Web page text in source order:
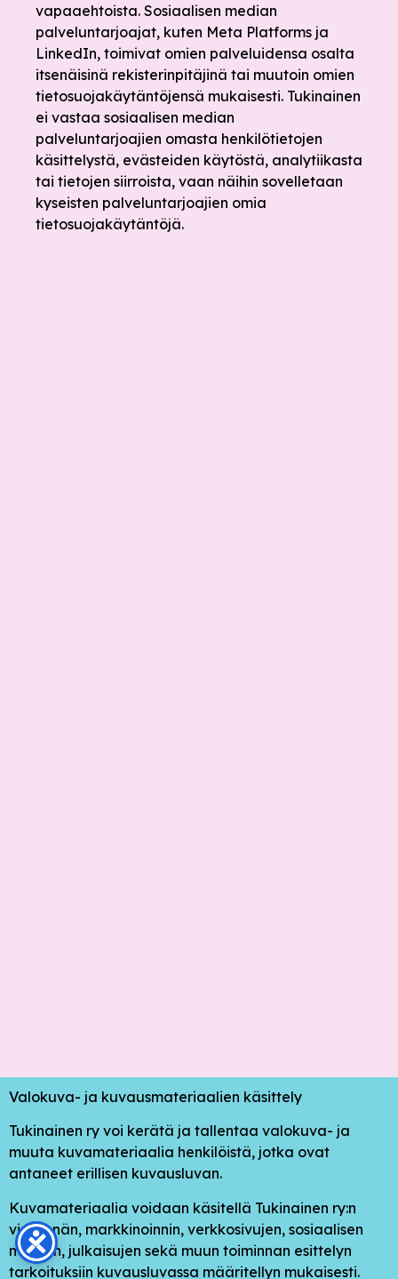
vapaaehtoista. Sosiaalisen median
palveluntarjoajat, kuten Meta Platforms ja
LinkedIn, toimivat omien palveluidensa osalta
itsenäisinä rekisterinpitäjinä tai muutoin omien
tietosuojakäytäntöjensä mukaisesti. Tukinainen
ei vastaa sosiaalisen median
palveluntarjoajien omasta henkilötietojen
käsittelystä, evästeiden käytöstä, analytiikasta
tai tietojen siirroista, vaan näihin sovelletaan
kyseisten palveluntarjoajien omia
tietosuojakäytäntöjä.
Valokuva- ja kuvausmateriaalien käsittely
Tukinainen ry voi kerätä ja tallentaa valokuva- ja
muuta kuvamateriaalia henkilöistä, jotka ovat
antaneet erillisen kuvausluvan.
Kuvamateriaalia voidaan käsitellä Tukinainen ry:n
viestinnän, markkinoinnin, verkkosivujen, sosiaalisen
median, julkaisujen sekä muun toiminnan esittelyn
tarkoituksiin kuvausluvassa määritellyn mukaisesti.